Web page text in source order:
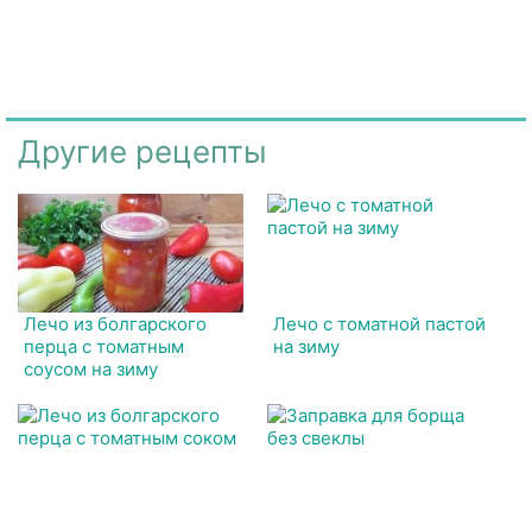
Другие рецепты
Лечо из болгарского
перца с томатным
соусом на зиму
Лечо с томатной пастой
на зиму